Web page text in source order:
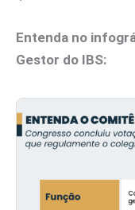
Entenda no
Gestor do IBS: